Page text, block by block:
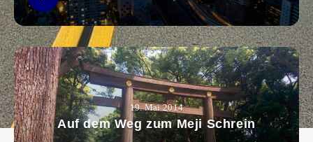
19. Mai 2014
Auf dem Weg zum Meji Schrein